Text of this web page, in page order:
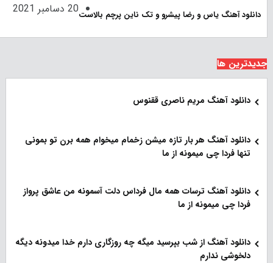
دانلود آهنگ یاس و رضا پیشرو و تک ناین پرچم بالاست20 دسامبر 2021
جدیدترین ها
دانلود آهنگ مریم ناصری ققنوس
دانلود آهنگ از شب بپرسید میگه چه روزگاری دارم خدا میدونه دیگه
دلخوشی ندارم
دانلود آهنگ ترسات همه مال فرداس دلت آسمونه من عاشق پرواز
فردا چی میمونه از ما
دانلود آهنگ هر بار تازه میشن زخمام میخوام همه برن تو بمونی
تنها فردا چی میمونه از ما